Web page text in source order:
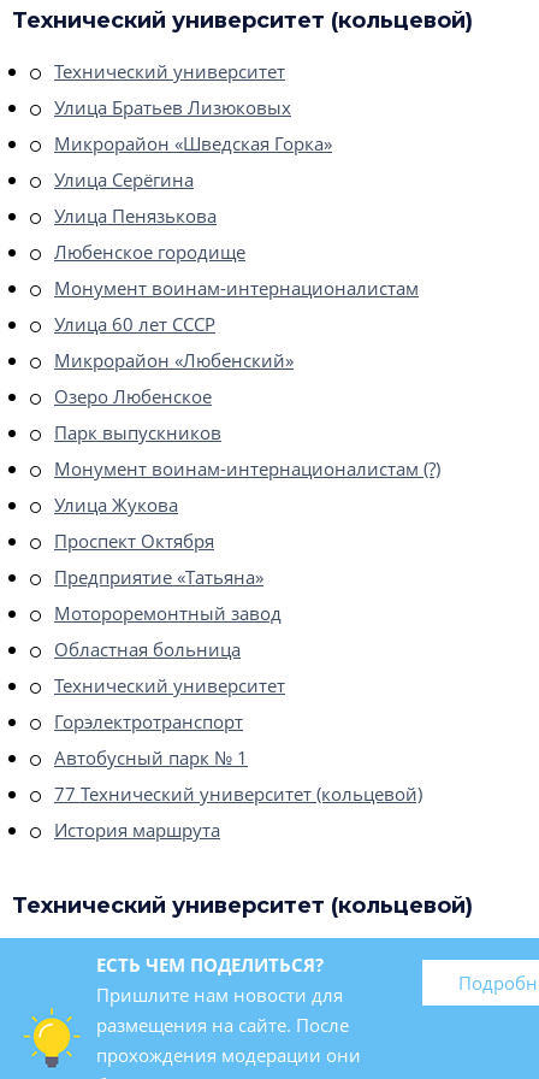
Технический университет (кольцевой)
Технический университет
Улица Братьев Лизюковых
Микрорайон «Шведская Горка»
Улица Серёгина
Улица Пенязькова
Любенское городище
Монумент воинам-интернационалистам
Улица 60 лет СССР
Микрорайон «Любенский»
Озеро Любенское
Парк выпускников
Монумент воинам-интернационалистам (?)
Улица Жукова
Проспект Октября
Предприятие «Татьяна»
Мотороремонтный завод
Областная больница
Технический университет
Горэлектротранспорт
Автобусный парк № 1
77 Технический университет (кольцевой)
История маршрута
Технический университет (кольцевой)
ЕСТЬ ЧЕМ ПОДЕЛИТЬСЯ?
Пришлите нам новости для
размещения на сайте. После
прохождения модерации они